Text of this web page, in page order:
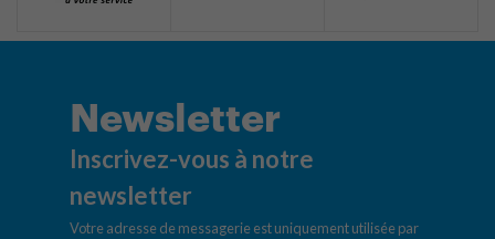
Newsletter
Inscrivez-vous à notre
newsletter
Votre adresse de messagerie est uniquement utilisée par